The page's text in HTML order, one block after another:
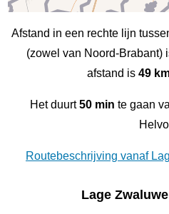
Afstand in een rechte lijn
(zowel van Noord-Brabant)
afstand is 49
Het duurt50 min te gaan
Routebeschrijving vanaf
Lage